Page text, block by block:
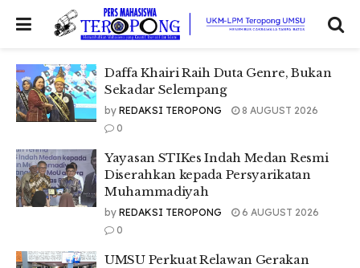
Daffa Khairi Raih Duta Genre, Bukan
Sekadar Selempang
by REDAKSI TEROPONG
8 AUGUST 2026
0
Yayasan STIKes Indah Medan Resmi
Diserahkan kepada Persyarikatan
Muhammadiyah
by REDAKSI TEROPONG
6 AUGUST 2026
0
UMSU Perkuat Relawan Gerakan